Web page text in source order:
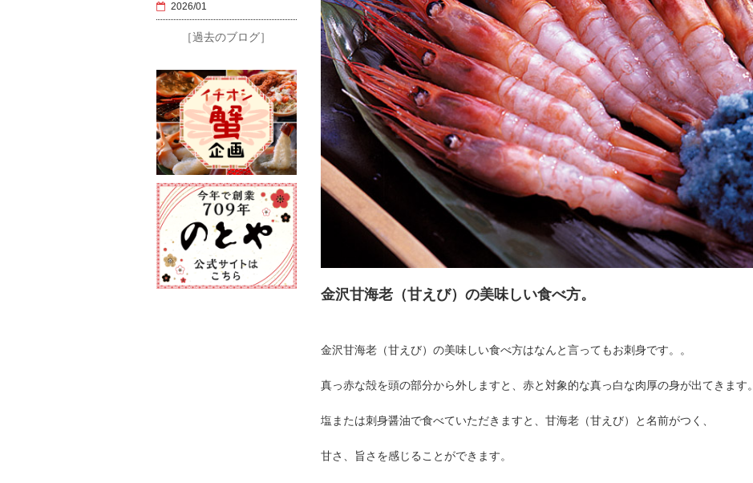
金沢甘海老（甘えび）の美味しい食べ方。
金沢甘海老（甘えび）の美味しい食べ方はなんと言ってもお刺身です。。
真っ赤な殻を頭の部分から外しますと、赤と対象的な真っ白な肉厚の身が出てきます。
塩または刺身醤油で食べていただきますと、甘海老（甘えび）と名前がつく、
甘さ、旨さを感じることができます。
2026/01
［過去のブログ］